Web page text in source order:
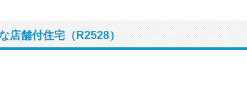
店舗付住宅（R2528）